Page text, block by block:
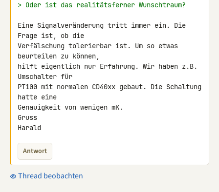
> Oder ist das realitätsferner Wunschtraum?
Eine Signalveränderung tritt immer ein. Die
Frage ist, ob die
Verfälschung tolerierbar ist. Um so etwas
beurteilen zu können,
hilft eigentlich nur Erfahrung. Wir haben z.B.
Umschalter für
PT100 mit normalen CD40xx gebaut. Die Schaltung
hatte eine
Genauigkeit von wenigen mK.
Gruss
Harald
Antwort
Thread beobachten